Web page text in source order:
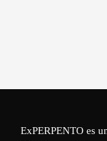
ExPERPENTO es